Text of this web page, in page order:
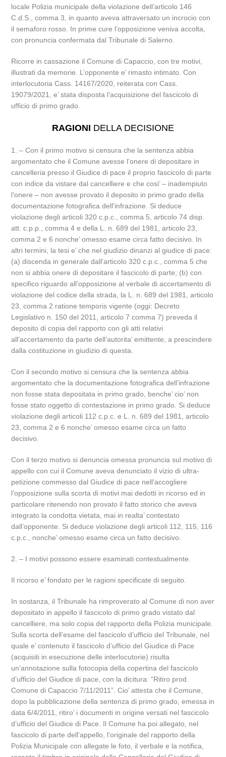
locale Polizia municipale della violazione dell’articolo 146
C.d.S., comma 3, in quanto aveva attraversato un incrocio con
il semaforo rosso. In prime cure l’opposizione veniva accolta,
con pronuncia confermata dal Tribunale di Salerno.
Ricorre in cassazione il Comune di Capaccio, con tre motivi,
illustrati da memorie. L’opponente e’ rimasto intimato. Con
interlocutoria Cass. 14167/2020, reiterata con Cass.
19079/2021, e’ stata disposta l’acquisizione del fascicolo di
ufficio di primo grado.
RAGIONI DELLA DECISIONE
1. – Con il primo motivo si censura che la sentenza abbia
argomentato che il Comune avesse l’onere di depositare in
cancelleria presso il Giudice di pace il proprio fascicolo di parte
con indice da vistare dal cancelliere e che cosi’ – inadempiuto
l’onere – non avesse provato il deposito in primo grado della
documentazione fotografica dell’infrazione. Si deduce
violazione degli articoli 320 c.p.c., comma 5, articolo 74 disp.
att. c.p.p., comma 4 e della L. n. 689 del 1981, articolo 23,
comma 2 e 6 nonche’ omesso esame circa fatto decisivo. In
altri termini, la tesi e’ che nel giudizio dinanzi al giudice di pace:
(a) discenda in generale dall’articolo 320 c.p.c., comma 5 che
non si abbia onere di depositare il fascicolo di parte; (b) con
specifico riguardo all’opposizione al verbale di accertamento di
violazione del codice della strada, la L. n. 689 del 1981, articolo
23, comma 2 ratione temporis vigente (oggi: Decreto
Legislativo n. 150 del 2011, articolo 7 comma 7) preveda il
deposito di copia del rapporto con gli atti relativi
all’accertamento da parte dell’autorita’ emittente, a prescindere
dalla costituzione in giudizio di questa.
Con il secondo motivo si censura che la sentenza abbia
argomentato che la documentazione fotografica dell’infrazione
non fosse stata depositata in primo grado, benche’ cio’ non
fosse stato oggetto di contestazione in primo grado. Si deduce
violazione degli articoli 112 c.p.c. e L. n. 689 del 1981, articolo
23, comma 2 e 6 nonche’ omesso esame circa un fatto
decisivo.
Con il terzo motivo si denuncia omessa pronuncia sul motivo di
appello con cui il Comune aveva denunciato il vizio di ultra-
petizione commesso dal Giudice di pace nell’accogliere
l’opposizione sulla scorta di motivi mai dedotti in ricorso ed in
particolare ritenendo non provato il fatto storico che aveva
integrato la condotta vietata, mai in realta’ contestato
dall’opponente. Si deduce violazione degli articoli 112, 115, 116
c.p.c., nonche’ omesso esame circa un fatto decisivo.
2. – I motivi possono essere esaminati contestualmente.
Il ricorso e’ fondato per le ragioni specificate di seguito.
In sostanza, il Tribunale ha rimproverato al Comune di non aver
depositato in appello il fascicolo di primo grado vistato dal
cancelliere, ma solo copia del rapporto della Polizia municipale.
Sulla scorta dell’esame del fascicolo d’ufficio del Tribunale, nel
quale e’ contenuto il fascicolo d’ufficio del Giudice di Pace
(acquisiti in esecuzione delle interlocutorie) risulta
un’annotazione sulla fotocopia della copertina del fascicolo
d’ufficio del Giudice di pace, con la dicitura: “Ritiro prod.
Comune di Capaccio 7/11/2011”. Cio’ attesta che il Comune,
dopo la pubblicazione della sentenza di primo grado, emessa in
data 6/4/2011, ritiro’ i documenti in origine versati nel fascicolo
d’ufficio del Giudice di Pace. Il Comune ha poi allegato, nel
fascicolo di parte dell’appello, l’originale del rapporto della
Polizia Municipale con allegate le foto, il verbale e la notifica,